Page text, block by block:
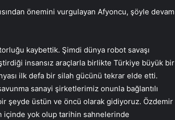
önemini vurgulayan Afyoncu, şöyle devam
kaybettik. Şimdi dünya robot savaşı
insansız araçlarla birlikte Türkiye büyük bir
ilk defa bir silah gücünü tekrar elde etti.
sanayi şirketlerimiz onunla bağlantılı
şeyde üstün ve öncü olarak gidiyoruz. Özdemir
içinde yok olup tarihin sahnelerinde